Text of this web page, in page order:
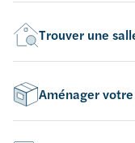
Trouver une
Aménager